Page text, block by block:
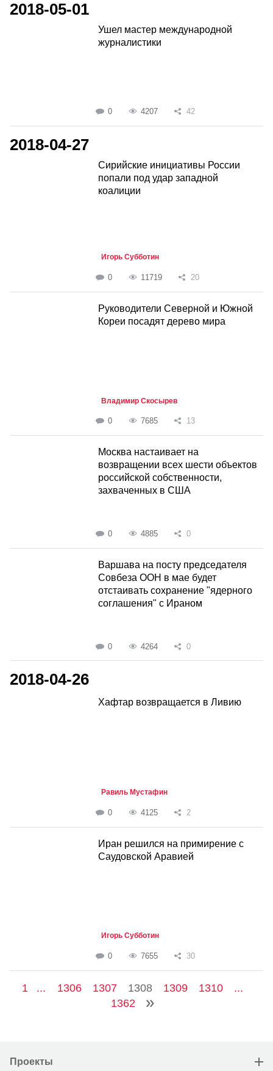
2018-05-01
Ушел мастер международной
журналистики
0 4207 42
2018-04-27
Сирийские инициативы России
попали под удар западной
коалиции
Игорь Субботин
0 11719 20
Руководители Северной и Южной
Кореи посадят дерево мира
Владимир Скосырев
0 7685 13
Москва настаивает на
возвращении всех шести объектов
российской собственности,
захваченных в США
0 4885 0
Варшава на посту председателя
Совбеза ООН в мае будет
отстаивать сохранение "ядерного
соглашения" с Ираном
0 4264 0
2018-04-26
Хафтар возвращается в Ливию
Равиль Мустафин
0 4125 2
Иран решился на примирение с
Саудовской Аравией
Игорь Субботин
0 7655 30
1 ... 1306 1307 1308 1309 1310
...
1362
Проекты